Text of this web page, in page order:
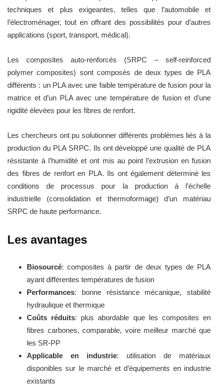
techniques et plus exigeantes, telles que l’automobile et
l’électroménager, tout en offrant des possibilités pour d’autres
applications (sport, transport, médical).
Les composites auto-renforcés (SRPC – self-reinforced
polymer composites) sont composés de deux types de PLA
différents : un PLA avec une faible température de fusion pour la
matrice et d’un PLA avec une température de fusion et d’une
rigidité élevées pour les fibres de renfort.
Les chercheurs ont pu solutionner différents problèmes liés à la
production du PLA SRPC. Ils ont développé une qualité de PLA
résistante à l’humidité et ont mis au point l’extrusion en fusion
des fibres de renfort en PLA. Ils ont également déterminé les
conditions de processus pour la production à l’échelle
industrielle (consolidation et thermoformage) d’un matériau
SRPC de haute performance.
Les avantages
Biosourcé: composites à partir de deux types de PLA
ayant différentes températures de fusion
Performances: bonne résistance mécanique, stabilité
hydraulique et thermique
Coûts réduits: plus abordable que les composites en
fibres carbones, comparable, voire meilleur marché que
les SR-PP
Applicable en industrie: utilisation de matériaux
disponibles sur le marché et d’équipements en industrie
existants